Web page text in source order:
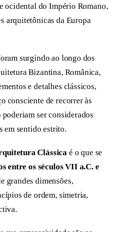
ocidental do Império Romano,
arquitetônicas da Europa
surgindo ao longo dos
Bizantina, Românica,
e detalhes clássicos,
consciente de recorrer às
ser considerados
em sentido estrito.
Clássica é o que se
entre os séculos VII a.C. e
grandes dimensões,
de ordem, simetria,